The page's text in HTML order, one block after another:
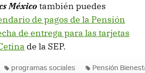
Méxicotambién puedes
de pagos de la Pensión
de entrega para las tarjetas
de la SEP.
programas sociales Pensión